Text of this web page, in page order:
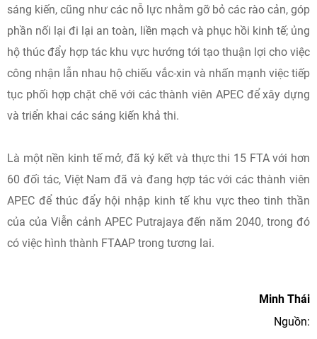
sáng kiến, cũng như các nỗ lực nhằm gỡ bỏ các rào cản, góp
phần nối lại đi lại an toàn, liền mạch và phục hồi kinh tế; ủng
hộ thúc đẩy hợp tác khu vực hướng tới tạo thuận lợi cho việc
công nhận lẫn nhau hộ chiếu vắc-xin và nhấn mạnh việc tiếp
tục phối hợp chặt chẽ với các thành viên APEC để xây dựng
và triển khai các sáng kiến khả thi.
Là một nền kinh tế mở, đã ký kết và thực thi 15 FTA với hơn
60 đối tác, Việt Nam đã và đang hợp tác với các thành viên
APEC để thúc đẩy hội nhập kinh tế khu vực theo tinh thần
của của Viễn cảnh APEC Putrajaya đến năm 2040, trong đó
có việc hình thành FTAAP trong tương lai.
Minh Thái
Nguồn: